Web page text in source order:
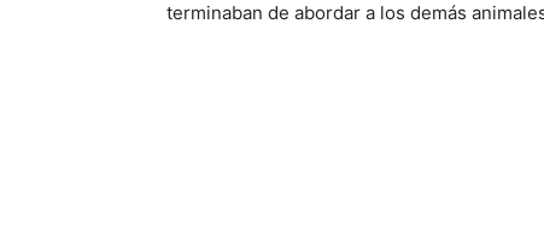
terminaban de abordar a los demás